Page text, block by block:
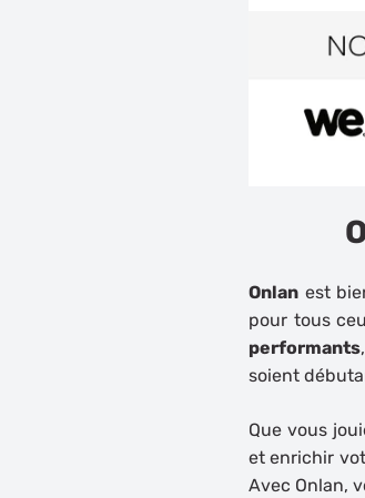
Onlan est
pour tous
performants,
soient
Que vous
et enrichir
Avec Onlan,